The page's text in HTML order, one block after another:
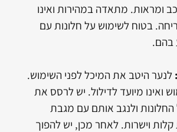
ומראות. מתאדה במהירות ואינו
בטוח לשימוש על חלונות עם
בהם.
לנער היטב את המיכל לפני השימוש.
ואינו מיועד לדילול. יש לרסס את
החלונות ולנגב אותם עם מגבת
קלות וישרות. לאחר מכן, יש להפוך